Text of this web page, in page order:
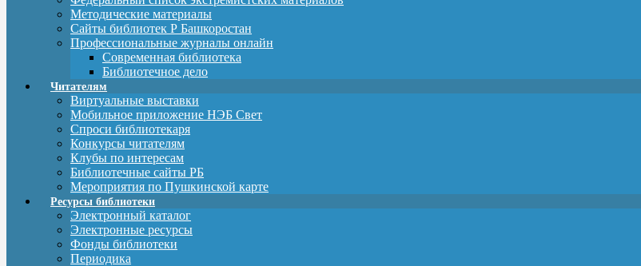
Методические материалы
Сайты библиотек Р Башкоростан
Профессиональные журналы онлайн
Современная библиотека
Библиотечное дело
Читателям
Виртуальные выставки
Мобильное приложение НЭБ Свет
Спроси библиотекаря
Конкурсы читателям
Клубы по интересам
Библиотечные сайты РБ
Мероприятия по Пушкинской карте
Ресурсы библиотеки
Электронный каталог
Электронные ресурсы
Фонды библиотеки
Периодика